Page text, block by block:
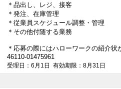
＊品出し、レジ、接客
＊発注、在庫管理
＊従業員スケジュール調整・管理
＊その他付随する業務
＊応募の際にはハローワークの紹介
46110-01475961
受理日：6月1日 有効期限：8月31日